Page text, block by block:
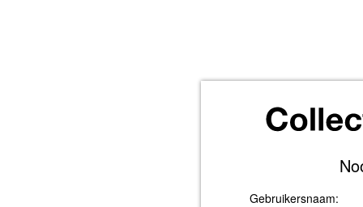
Gebruikersnaam: